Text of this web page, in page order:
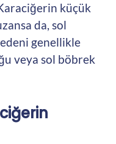
küçük
da, sol
genellikle
veya sol böbrek